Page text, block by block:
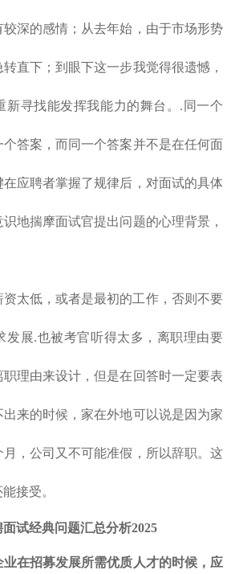
深的感情；从去年始，由于市场形势
直下；到眼下这一步我觉得很遗憾，
新寻找能发挥我能力的舞台。.同一个
答案，而同一个答案并不是在任何面
应聘者掌握了规律后，对面试的具体
地揣摩面试官提出问题的心理背景，
太低，或者是最初的工作，否则不要
发展.也被考官听得太多，离职理由要
理由来设计，但是在回答时一定要表
来的时候，家在外地可以说是因为家
，公司又不可能准假，所以辞职。这
接受。
在招募发展所需优质人才的时候，应